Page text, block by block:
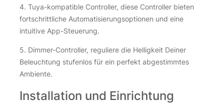
4. Tuya-kompatible Controller, diese Controller bieten
fortschrittliche Automatisierungsoptionen und eine
intuitive App-Steuerung.
5. Dimmer-Controller, reguliere die Helligkeit Deiner
Beleuchtung stufenlos für ein perfekt abgestimmtes
Ambiente.
Installation und Einrichtung